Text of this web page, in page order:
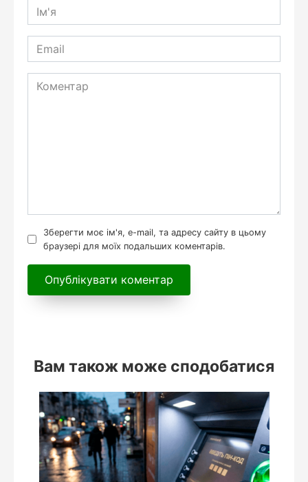
Ім'я
*
Email
*
Коментар
Зберегти моє ім'я, e-mail, та адресу сайту в цьому
браузері для моїх подальших коментарів.
Вам також може сподобатися